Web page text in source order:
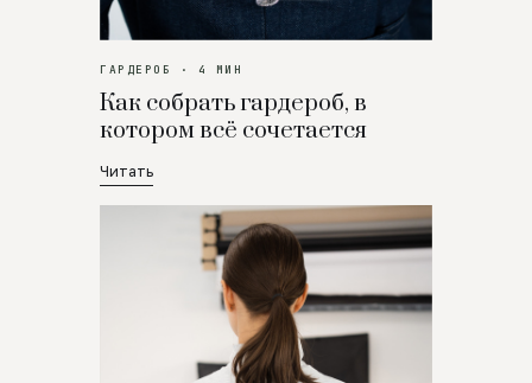
ГАРДЕРОБ · 4 МИН
Как собрать гардероб, в
котором всё сочетается
Читать